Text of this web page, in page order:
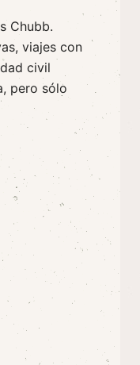
Chubb.
viajes con
civil
pero sólo